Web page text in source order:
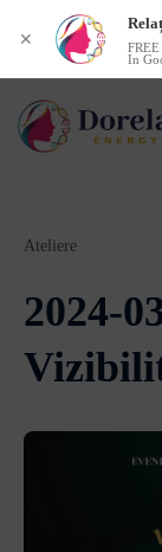
Ateliere
2024-
✕
FREE
In